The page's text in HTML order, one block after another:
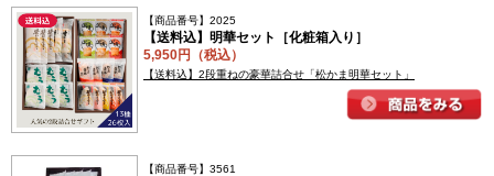
【商品番号】2025
【送料込】明華セット［化粧箱入り］
5,950円（税込）
【送料込】2段重ねの豪華詰合せ「松かま明華セット」
【商品番号】3561